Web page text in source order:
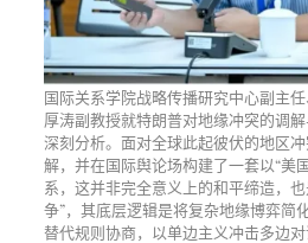
国际关系学院战略传播研究中心副主
厚涛副教授就特朗普对地缘冲突的调
深刻分析。面对全球此起彼伏的地区
解，并在国际舆论场构建了一套以“美
系，这并非完全意义上的和平缔造，
争”，其底层逻辑是将复杂地缘博弈简
替代规则协商，以单边主义冲击多边